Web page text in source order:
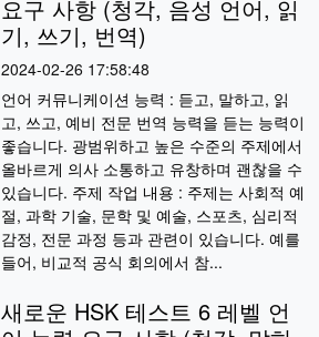
요구 사항 (청각, 음성 언어, 읽
기, 쓰기, 번역)
2024-02-26 17:58:48
언어 커뮤니케이션 능력 : 듣고, 말하고, 읽
고, 쓰고, 예비 전문 번역 능력을 듣는 능력이
좋습니다. 광범위하고 높은 수준의 주제에서
올바르게 의사 소통하고 유창하며 괜찮을 수
있습니다. 주제 작업 내용 : 주제는 사회적 예
절, 과학 기술, 문학 및 예술, 스포츠, 심리적
감정, 전문 과정 등과 관련이 있습니다. 예를
들어, 비교적 공식 회의에서 참...
새로운 HSK 테스트 6 레벨 언